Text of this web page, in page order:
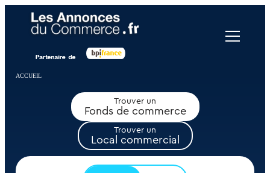
ACCUEIL
Trouver un
Fonds de commerce
Trouver un
Local commercial
Panneau de gestion des cookies